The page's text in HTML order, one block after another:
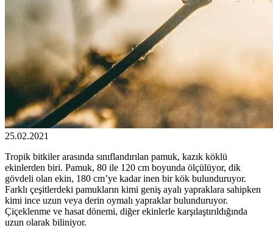
25.02.2021
Tropik bitkiler arasında sınıflandırılan pamuk, kazık köklü
ekinlerden biri. Pamuk, 80 ile 120 cm boyunda ölçülüyor, dik
gövdeli olan ekin, 180 cm’ye kadar inen bir kök bulunduruyor.
Farklı çeşitlerdeki pamukların kimi geniş ayalı yapraklara sahipken
kimi ince uzun veya derin oymalı yapraklar bulunduruyor.
Çiçeklenme ve hasat dönemi, diğer ekinlerle karşılaştırıldığında
uzun olarak biliniyor.